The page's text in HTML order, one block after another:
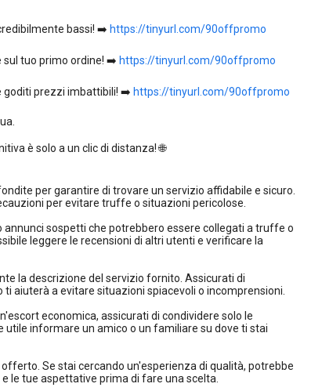
bassi! ➡️ https://tinyurl.com/90offpromo
sul tuo primo ordine! ➡️ https://tinyurl.com/90offpromo
goditi prezzi imbattibili! ➡️ https://tinyurl.com/90offpromo
è solo a un clic di distanza! 🌐
per garantire di trovare un servizio affidabile e sicuro.
per evitare truffe o situazioni pericolose.
sospetti che potrebbero essere collegati a truffe o
leggere le recensioni di altri utenti e verificare la
la descrizione del servizio fornito. Assicurati di
aiuterà a evitare situazioni spiacevoli o incomprensioni.
economica, assicurati di condividere solo le
informare un amico o un familiare su dove ti stai
Se stai cercando un'esperienza di qualità, potrebbe
le tue aspettative prima di fare una scelta.